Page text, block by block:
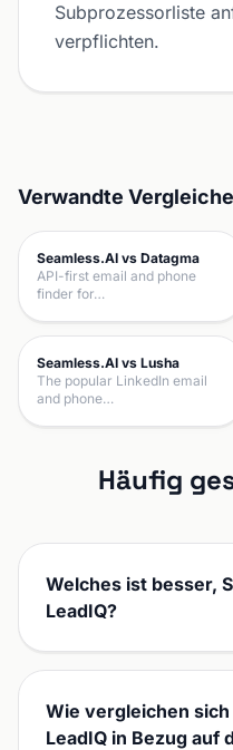
Subprozessorliste
verpflichten.
Verwandte Vergleiche
Seamless.AI vs Datagma
API-first email and phone
finder for…
Seamless.AI vs Lusha
The popular LinkedIn email
and phone…
Häufig
Welches ist besser,
LeadIQ?
Wie vergleichen
LeadIQ in Bezug auf